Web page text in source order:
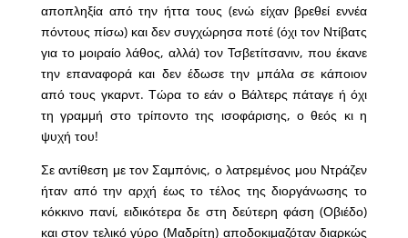
αποπληξία από την ήττα τους (ενώ είχαν βρεθεί εννέα
πόντους πίσω) και δεν συγχώρησα ποτέ (όχι τον Ντίβατς
για το μοιραίο λάθος, αλλά) τον Τσβετίτσανιν, που έκανε
την επαναφορά και δεν έδωσε την μπάλα σε κάποιον
από τους γκαρντ. Τώρα το εάν ο Βάλτερς πάταγε ή όχι
τη γραμμή στο τρίποντο της ισοφάρισης, ο θεός κι η
ψυχή του!
Σε αντίθεση με τον Σαμπόνις, ο λατρεμένος μου Ντράζεν
ήταν από την αρχή έως το τέλος της διοργάνωσης το
κόκκινο πανί, ειδικότερα δε στη δεύτερη φάση (Οβιέδο)
και στον τελικό γύρο (Μαδρίτη) αποδοκιμαζόταν διαρκώς